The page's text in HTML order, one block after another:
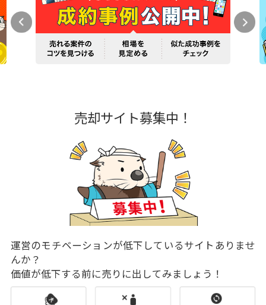
売却サイト募集中！
運営のモチベーションが低下しているサイトありませ
んか？
価値が低下する前に売りに出してみましょう！